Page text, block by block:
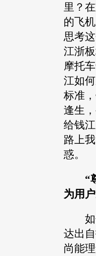
里？
的飞
思考
江浙
摩托
江如
标准
逢生
给钱
路上
惑。
“
为用
如
达出
尚能